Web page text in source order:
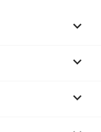


